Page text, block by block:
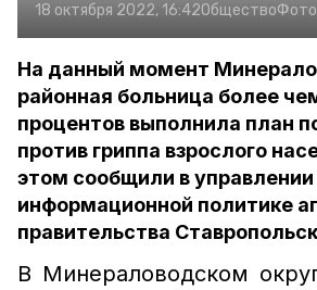
18 октября 2022, 16:42Общество
На данный момент
районная больница более
процентов выполнила план
против гриппа взрослого
этом сообщили в управлении
информационной политике
правительства
В Минераловодском